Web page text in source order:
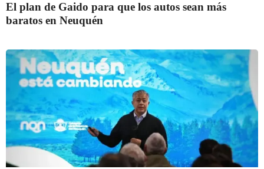
El plan de Gaido para que los autos sean más
baratos en Neuquén